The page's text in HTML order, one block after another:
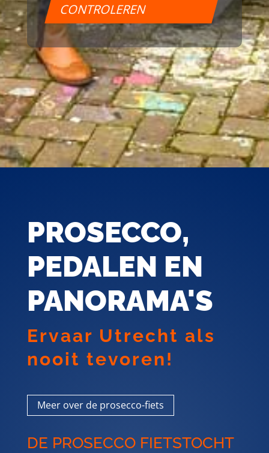
CONTROLEREN
PROSECCO,
PEDALEN EN
PANORAMA'S
Ervaar Utrecht als
nooit tevoren!
Meer over de prosecco-fiets
DE PROSECCO FIETSTOCHT